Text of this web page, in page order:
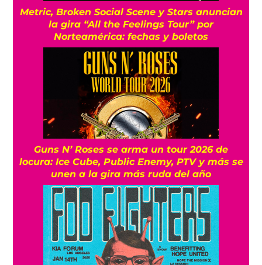
Metric, Broken Social Scene y Stars anuncian
la gira “All the Feelings Tour” por
Norteamérica: fechas y boletos
Guns N’ Roses se arma un tour 2026 de
locura: Ice Cube, Public Enemy, PTV y más se
unen a la gira más ruda del año